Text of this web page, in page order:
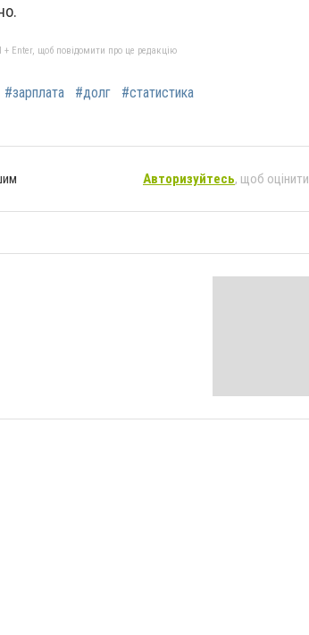
+ Enter, щоб повідомити про це редакцію
#зарплата #долг
#статистика
Авторизуйтесь, щоб оцінити